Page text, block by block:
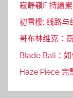
寂靜嶺F 持續
初雪樱: 线路与
哥布林维克：
Blade Ball：
Haze Piece 完